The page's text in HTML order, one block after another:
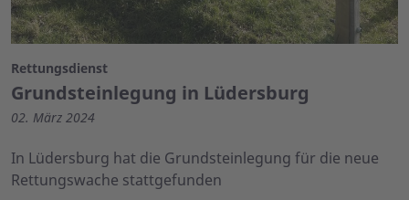
Rettungsdienst
Grundsteinlegung in Lüdersburg
02. März 2024
In Lüdersburg hat die Grundsteinlegung für die neue
Rettungswache stattgefunden